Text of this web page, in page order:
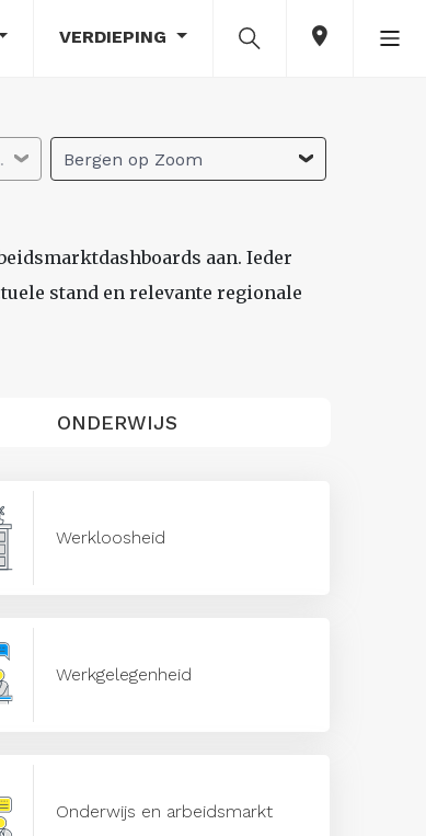
VERDIEPING
Bergen op Zoom
aan. Ieder
stand en relevante regionale
ONDERWIJS
Werkloosheid
Werkgelegenheid
Onderwijs en arbeidsmarkt